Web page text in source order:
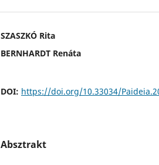
SZASZKÓ Rita
BERNHARDT Renáta
DOI: https://doi.org/10.33034/
Absztrakt